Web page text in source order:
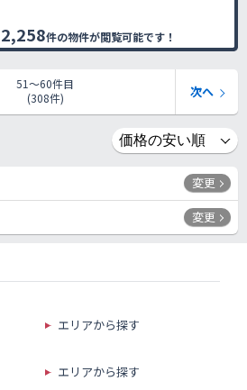
2,258件の物件が閲覧可能です！
51〜60件目
(308件)
次へ
変更
変更
エリアから探す
エリアから探す